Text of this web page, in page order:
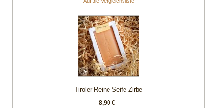
Tiroler Reine Seife Zirbe
8,90 €